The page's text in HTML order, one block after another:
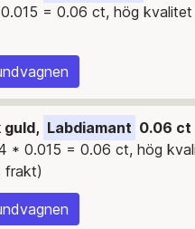
= 0.06 ct, hög kvalitet
guld, Labdiamant 0.06 ct
* 0.015 = 0.06 ct, hög
frakt)